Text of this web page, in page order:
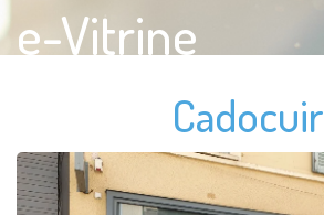
e-Vitrine
Cadocuir